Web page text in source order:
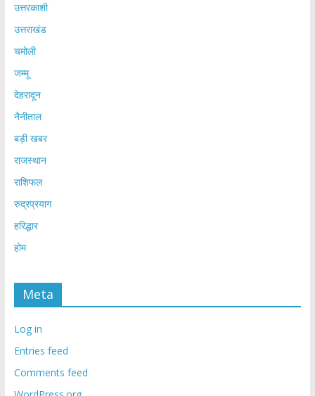
उत्तरकाशी
उत्तराखंड
चमोली
जम्मू
देहरादून
नैनीताल
बड़ी खबर
राजस्थान
राशिफल
रुद्रप्रयाग
हरिद्धार
होम
Meta
Log in
Entries feed
Comments feed